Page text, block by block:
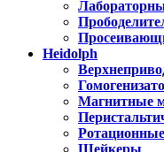
Heidolph
Магнитные
Шейкеры